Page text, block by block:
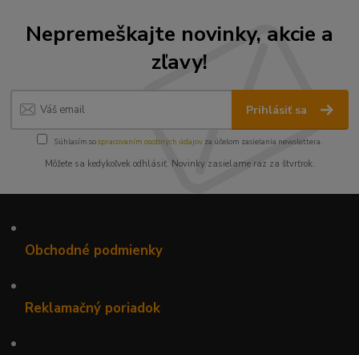
Nepremeškajte novinky, akcie a
zľavy!
Prihlásiť sa
Súhlasím sospracovaním osobných údajov za účelom zasielania newslettera.
Môžete sa kedykoľvek odhlásiť. Novinky zasielame raz za štvrťrok.
•
Obchodné podmienky
•
Reklamačný poriadok
•